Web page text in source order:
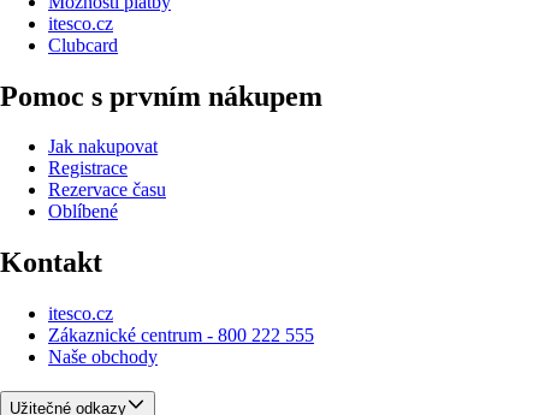
itesco.cz
Clubcard
Pomoc s prvním nákupem
Jak nakupovat
Registrace
Rezervace času
Oblíbené
Kontakt
itesco.cz
Zákaznické centrum - 800 222 555
Naše obchody
Užitečné odkazy